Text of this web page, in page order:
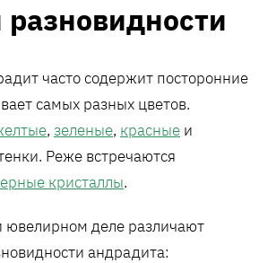
разновидности
часто содержит посторонние
самых разных цветов.
, зеленые, красные и
Реже встречаются
кристаллы.
ювелирном деле различают
андрадита: